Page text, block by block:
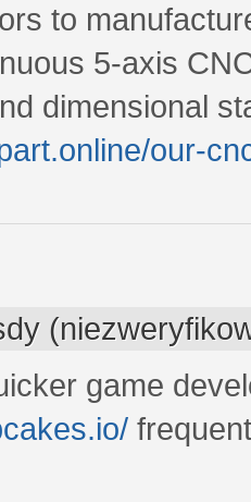
to
5-axis
dimensional
our-
game